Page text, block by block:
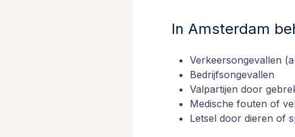
In Amsterdam
Verkeersongevallen
Bedrijfsongevallen
Valpartijen door
Medische fouten of
Letsel door dieren of